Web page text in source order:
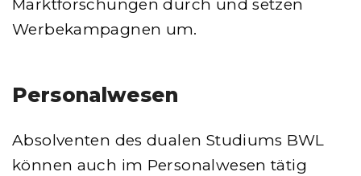
Marktforschungen durch und setzen
Werbekampagnen um.
Personalwesen
Absolventen des dualen Studiums BWL
können auch im Personalwesen tätig